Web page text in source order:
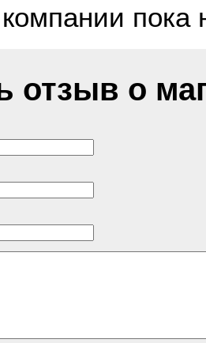
пока
отзыв о